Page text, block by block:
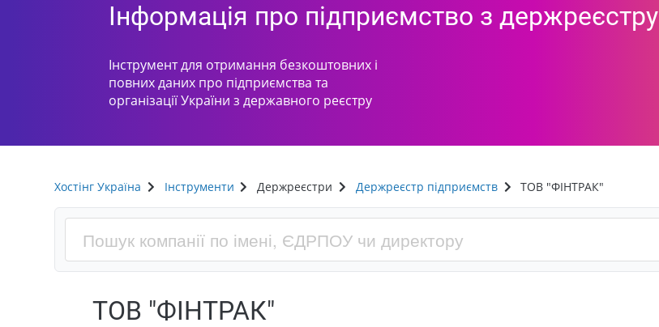
Інформація про підприємство з держреєстру
Інструмент для отримання безкоштовних і
повних даних про підприємства та
організації України з державного реєстру
Хостінг Україна Інструменти Держреєстри Держреєстр підприємств ТОВ "ФІНТРАК"
ТОВ "ФІНТРАК"